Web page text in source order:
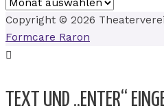
Copyright © 2026
Formcare Raron
TEXT UND „ENTER“